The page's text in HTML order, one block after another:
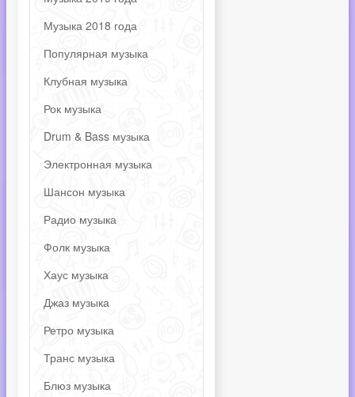
Музыка 2018 года
Популярная музыка
Клубная музыка
Рок музыка
Drum & Bass музыка
Электронная музыка
Шансон музыка
Радио музыка
Фолк музыка
Хаус музыка
Джаз музыка
Ретро музыка
Транс музыка
Блюз музыка